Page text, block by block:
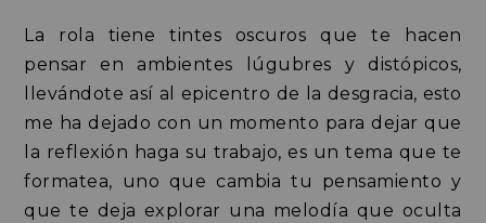
La rola tiene tintes oscuros que te hacen
pensar en ambientes lúgubres y distópicos,
llevándote así al epicentro de la desgracia, esto
me ha dejado con un momento para dejar que
la reflexión haga su trabajo, es un tema que te
formatea, uno que cambia tu pensamiento y
que te deja explorar una melodía que oculta